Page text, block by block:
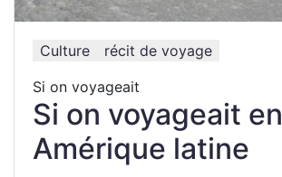
Culture
récit de voyage
Si on voyageait
Si on voyageait en
Amérique latine